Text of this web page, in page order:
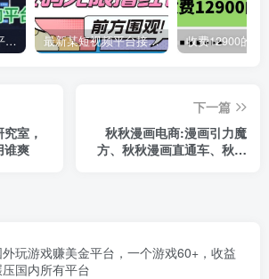
国外玩游戏赚美金平台，一个游戏60+，收益碾压国内所有平台 最新某短视频平台接码看广告，无限撸1.3元项目【软件+详细操作教程】
室，
谁爽
下一篇
秋秋漫画电商:漫画引力魔
方、秋秋漫画直通车、秋秋
外玩游戏赚美金平台，一个游戏60+，收益
国内所有平台